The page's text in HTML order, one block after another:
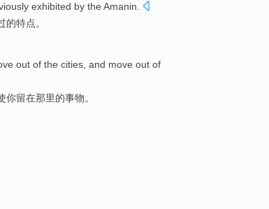
exhibited by the Amanin
的特点。
out of the cities and move out of
你留在那里的事物。